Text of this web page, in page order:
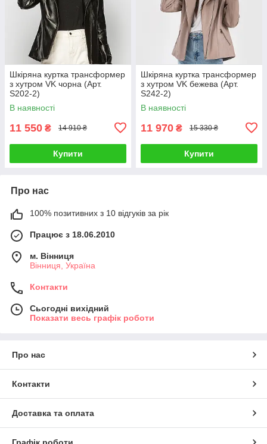
Шкіряна куртка трансформер
з хутром VK чорна (Арт.
S202-2)
В наявності
11 550 ₴ 14 910 ₴
Купити
Шкіряна куртка трансформер
з хутром VK бежева (Арт.
S242-2)
В наявності
11 970 ₴ 15 330 ₴
Купити
Про нас
100% позитивних з 10 відгуків за рік
Працює з 18.06.2010
м. Вінниця
Вінниця, Україна
Контакти
Сьогодні вихідний
Показати весь графік роботи
Про нас
Контакти
Доставка та оплата
Графік роботи